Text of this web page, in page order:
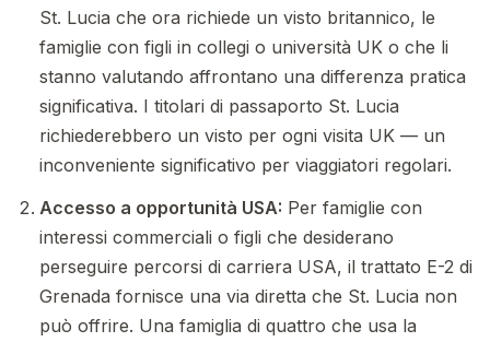
St. Lucia che ora richiede un visto britannico, le
famiglie con figli in collegi o università UK o che li
stanno valutando affrontano una differenza pratica
significativa. I titolari di passaporto St. Lucia
richiederebbero un visto per ogni visita UK — un
inconveniente significativo per viaggiatori regolari.
Accesso a opportunità USA: Per famiglie con
interessi commerciali o figli che desiderano
perseguire percorsi di carriera USA, il trattato E-2 di
Grenada fornisce una via diretta che St. Lucia non
può offrire. Una famiglia di quattro che usa la